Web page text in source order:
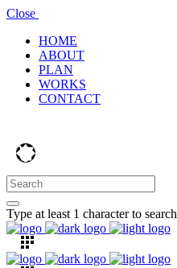
Close
HOME
ABOUT
PLAN
WORKS
CONTACT
Type at least 1 character to search